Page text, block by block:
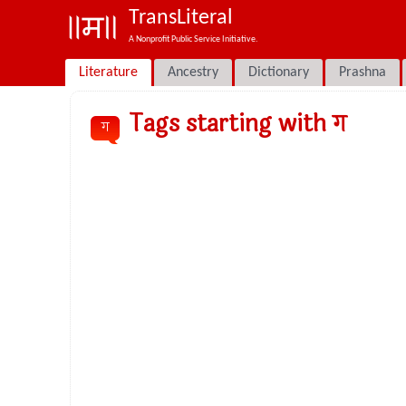
TransLiteral
A Nonprofit Public Service Initiative.
Literature Ancestry Dictionary Prashna
ग Tags starting with ग